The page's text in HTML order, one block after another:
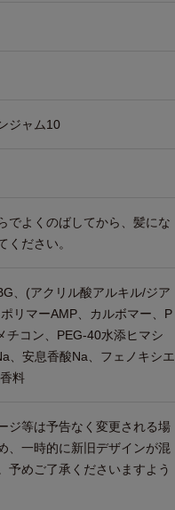
ジャム10
でよくのばしてから、髪にな
ください。
、(アクリル酸アルキル/ジア
リマーAMP、カルボマー、P
チコン、PEG-40水添ヒマシ
、安息香酸Na、フェノキシエ
料
ジ等は予告なく変更される場
、一時的に新旧デザインが混
予めご了承くださいますよう